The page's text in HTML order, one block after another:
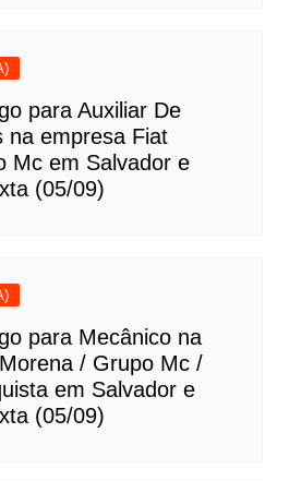
para Auxiliar De
na empresa Fiat
Mc em Salvador e
(05/09)
para Mecânico na
/ Grupo Mc /
em Salvador e
(05/09)